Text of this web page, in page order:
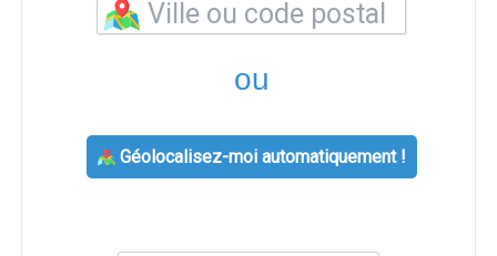
ou
Géolocalisez-moi automatiquement !